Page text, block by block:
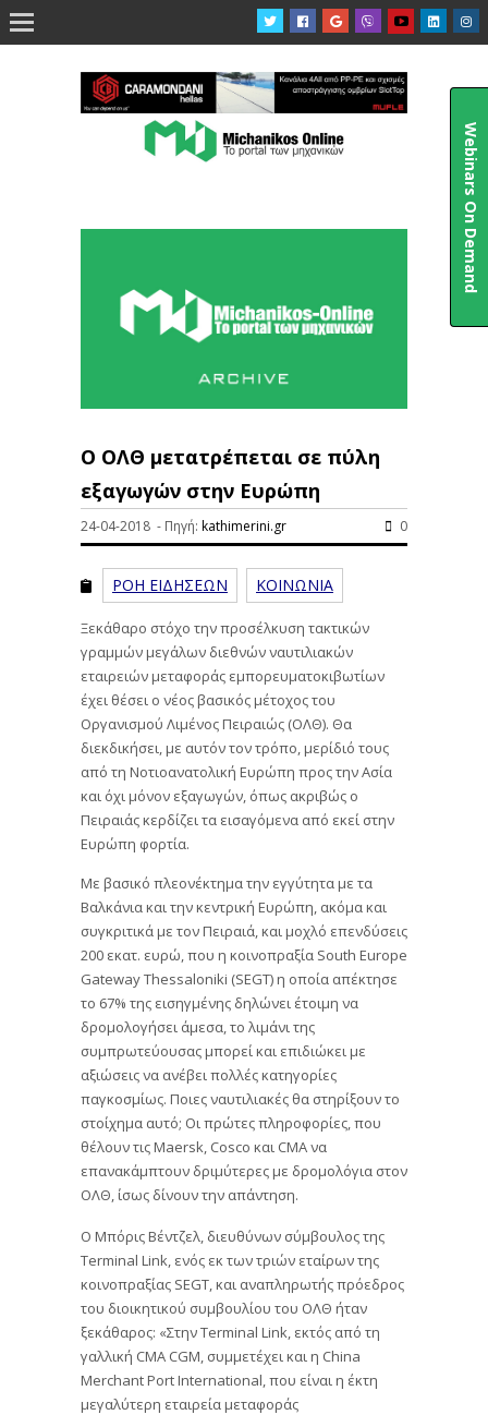

Ο ΟΛΘ μετατρέπεται σε πύλη
εξαγωγών στην Ευρώπη
24-04-2018 - Πηγή: kathimerini.gr 0
ΡΟΗ ΕΙΔΗΣΕΩΝ ΚΟΙΝΩΝΙΑ
Ξεκάθαρο στόχο την προσέλκυση τακτικών
γραμμών μεγάλων διεθνών ναυτιλιακών
εταιρειών μεταφοράς εμπορευματοκιβωτίων
έχει θέσει ο νέος βασικός μέτοχος του
Οργανισμού Λιμένος Πειραιώς (ΟΛΘ). Θα
διεκδικήσει, με αυτόν τον τρόπο, μερίδιό τους
από τη Νοτιοανατολική Ευρώπη προς την Ασία
και όχι μόνον εξαγωγών, όπως ακριβώς ο
Πειραιάς κερδίζει τα εισαγόμενα από εκεί στην
Ευρώπη φορτία.
Με βασικό πλεονέκτημα την εγγύτητα με τα
Βαλκάνια και την κεντρική Ευρώπη, ακόμα και
συγκριτικά με τον Πειραιά, και μοχλό επενδύσεις
200 εκατ. ευρώ, που η κοινοπραξία South Europe
Gateway Thessaloniki (SEGT) η οποία απέκτησε
το 67% της εισηγμένης δηλώνει έτοιμη να
δρομολογήσει άμεσα, το λιμάνι της
συμπρωτεύουσας μπορεί και επιδιώκει με
αξιώσεις να ανέβει πολλές κατηγορίες
παγκοσμίως. Ποιες ναυτιλιακές θα στηρίξουν το
στοίχημα αυτό; Οι πρώτες πληροφορίες, που
θέλουν τις Maersk, Cosco και CMA να
επανακάμπτουν δριμύτερες με δρομολόγια στον
ΟΛΘ, ίσως δίνουν την απάντηση.
Ο Μπόρις Βέντζελ, διευθύνων σύμβουλος της
Terminal Link, ενός εκ των τριών εταίρων της
κοινοπραξίας SEGT, και αναπληρωτής πρόεδρος
του διοικητικού συμβουλίου του ΟΛΘ ήταν
ξεκάθαρος: «Στην Terminal Link, εκτός από τη
γαλλική CMA CGM, συμμετέχει και η China
Merchant Port International, που είναι η έκτη
μεγαλύτερη εταιρεία μεταφοράς
Webinars On Demand